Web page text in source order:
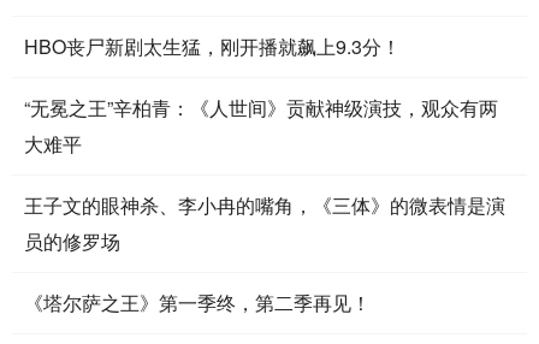
HBO丧尸新剧太生猛，刚开播就飙上9.3分！
“无冕之王”辛柏青：《人世间》贡献神级演技，观众有两
大难平
王子文的眼神杀、李小冉的嘴角，《三体》的微表情是演
员的修罗场
《塔尔萨之王》第一季终，第二季再见！